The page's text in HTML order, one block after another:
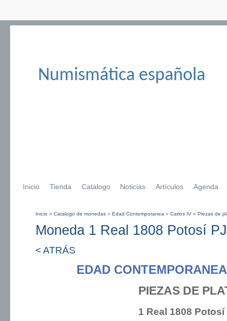
Numismática española
Inicio Tienda Catalogo Noticias Artículos Agenda
Se encuentra usted aquí
Inicio » Catalogo de monedas » Edad Contemporanea » Carlos IV » Piezas de
Moneda 1 Real 1808 Potosí PJ
< ATRÁS
EDAD
PIEZAS DE
1 Real 1808 Potosí